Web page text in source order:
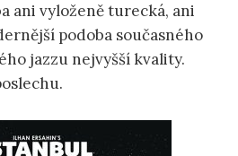
ani vyloženě turecká, ani
podoba současného
jazzu nejvyšší kvality.